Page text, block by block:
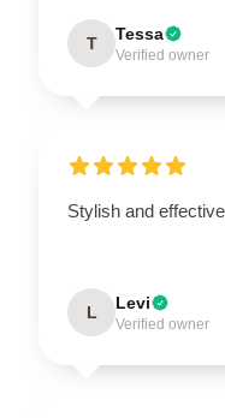
T Tessa
Verified owner
Stylish and
L Levi
Verified owner